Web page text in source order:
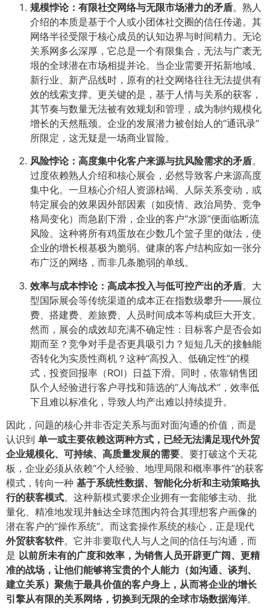
规模悖论：有限社交网络与无限市场潜力的矛盾​。熟人
介绍的本质是基于个人或小团体社交圈的信任传递。其
网络半径受限于核心成员的认知边界与时间精力。无论
关系网多么深厚，它总是一个有限集合，无法与广袤无
垠的全球潜在市场相提并论。当企业需要开拓新地域、
新行业、新产品线时，原有的社交网络往往无法提供有
效的线索支撑。更关键的是，基于人情与关系的获客，
其节奏与数量无法被有效规划和管理，成为制约规模化
增长的天然瓶颈。企业的发展潜力被创始人的“通讯录”
所限定，这无疑是一场商业冒险。
风险悖论：高度集中化客户来源与抗风险需求的矛盾​。
过度依赖熟人介绍和核心展会，必然导致客户来源高度
集中化。一旦核心介绍人资源枯竭、人际关系变动，或
特定展会的效果因外部因素（如疫情、政治局势、竞争
格局变化）而急剧下滑，企业的客户“水源”便面临断流
风险。这种将所有鸡蛋放在少数几个篮子里的做法，使
企业的增长根基极为脆弱。健康的客户结构应如一张分
布广泛的网络，而非几条脆弱的单线。
效率与成本悖论：高成本投入与低可控产出的矛盾​。大
型国际展会等传统渠道的成本正在指数级攀升——展位
费、搭建费、差旅费、人员时间成本等构成巨大开支。
然而，展会的成效却充满不确定性：目标客户是否会如
期而至？竞争对手是否更具吸引力？短短几天的接触能
否转化为实质性商机？这种“高投入、低确定性”的模
式，投资回报率（ROI）日益下滑。同时，依靠销售团
队个人经验进行客户寻找和筛选的“人海战术”，效率低
下且难以标准化，导致人均产出难以持续提升。
因此，问题的核心并非否定关系与面对面沟通的价值，而是
认识到 单一或主要依赖这两种方式，已经无法满足现代外贸
企业规模化、可持续、高质量发展的需要​。要打破这个天花
板，企业必须从依赖“个人经验、地理局限和概率事件”的获客
模式，转向一种 基于系统性数据、智能化分析和主动策略执
行的获客模式​。这种新模式要求企业拥有一套能够主动、批
量化、精准地发现并触达全球范围内符合其理想客户画像的
潜在客户的“操作系统”。而这套操作系统的核心，正是现代
外贸获客软件​。它并非要取代人与人之间的信任与沟通，而
是 以前所未有的广度和效率，为销售人员开辟更广阔、更精
准的战场，让他们能够将宝贵的个人能力（如沟通、谈判、
建立关系）聚焦于最具价值的客户身上，从而将企业的增长
引擎从有限的关系网络，切换到无限的全球市场数据海洋​。